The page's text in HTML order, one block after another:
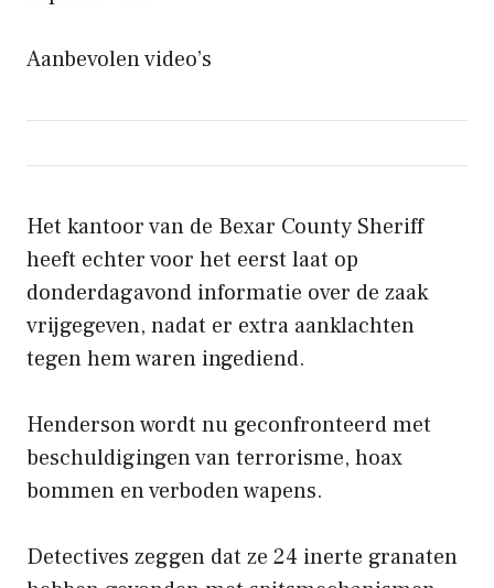
Aanbevolen video’s
Het kantoor van de Bexar County Sheriff
heeft echter voor het eerst laat op
donderdagavond informatie over de zaak
vrijgegeven, nadat er extra aanklachten
tegen hem waren ingediend.
Henderson wordt nu geconfronteerd met
beschuldigingen van terrorisme, hoax
bommen en verboden wapens.
Detectives zeggen dat ze 24 inerte granaten